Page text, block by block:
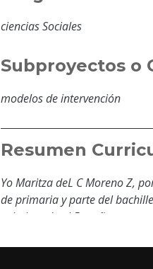
ciencias Sociales
Subproyectos o
modelos de intervención
Resumen
Yo Maritza deL C Moreno Z,
de primaria y parte del
culminando el 5to año en
preescolar, al pasar el